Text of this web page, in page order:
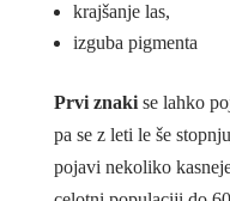
krajšanje las,
izguba pigmenta
Prvi znakise lahko
pa se z leti le še
pojavi nekoliko